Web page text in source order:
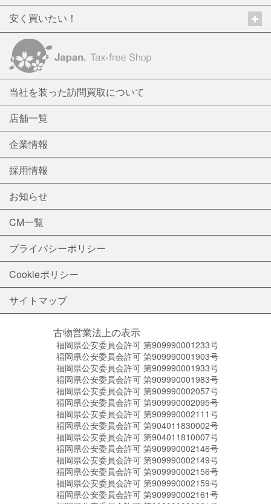
安く買いたい！
当社を装った訪問買取について
店舗一覧
企業情報
採用情報
お知らせ
CM一覧
プライバシーポリシー
Cookieポリシー
サイトマップ
古物営業法上の表示
福岡県公安委員会許可 第909990001233号
福岡県公安委員会許可 第909990001903号
福岡県公安委員会許可 第909990001933号
福岡県公安委員会許可 第909990001983号
福岡県公安委員会許可 第909990002057号
福岡県公安委員会許可 第909990002095号
福岡県公安委員会許可 第909990002111号
福岡県公安委員会許可 第904011830002号
福岡県公安委員会許可 第904011810007号
福岡県公安委員会許可 第909990002146号
福岡県公安委員会許可 第909990002149号
福岡県公安委員会許可 第909990002156号
福岡県公安委員会許可 第909990002159号
福岡県公安委員会許可 第909990002161号